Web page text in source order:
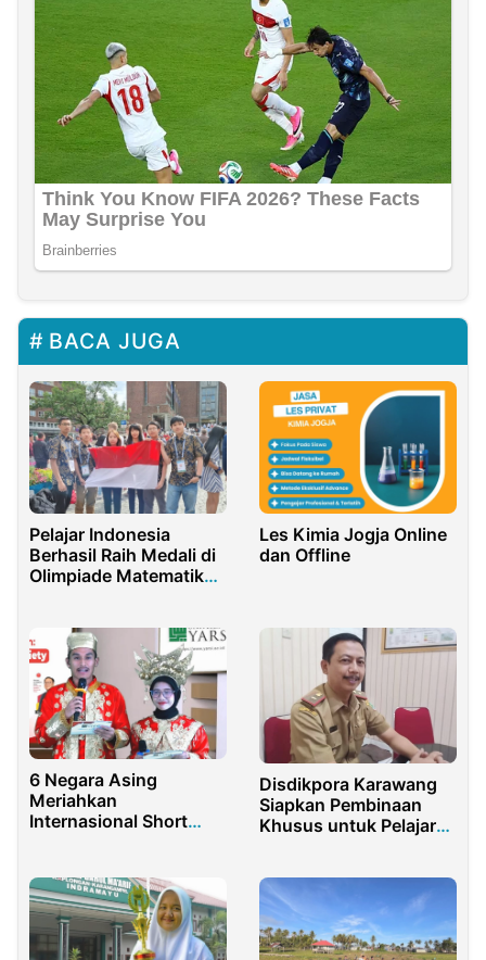
BACA JUGA
Pelajar Indonesia
Berhasil Raih Medali di
Olimpiade Matematika
Les Kimia Jogja Online
dan Offline
6 Negara Asing
Meriahkan
Internasional Short
Disdikpora Karawang
Siapkan Pembinaan
Khusus untuk Pelajar